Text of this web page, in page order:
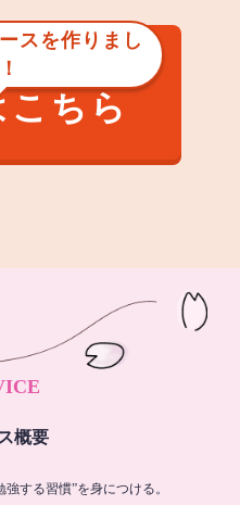
スを作りまし
ちら
概要
する習慣”を身につける。